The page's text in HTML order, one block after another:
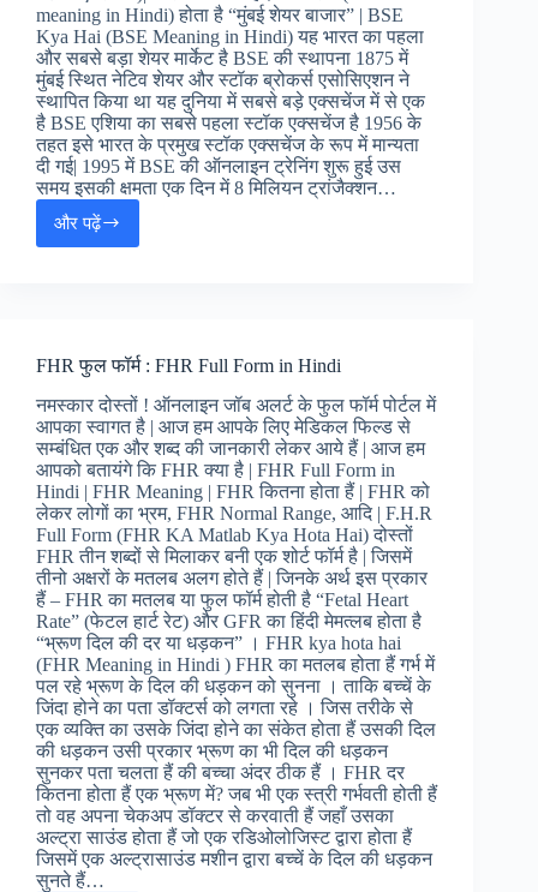
meaning in Hindi) होता है “मुंबई शेयर बाजार” | BSE
Kya Hai (BSE Meaning in Hindi) यह भारत का पहला
और सबसे बड़ा शेयर मार्केट है BSE की स्थापना 1875 में
मुंबई स्थित नेटिव शेयर और स्टॉक ब्रोकर्स एसोसिएशन ने
स्थापित किया था यह दुनिया में सबसे बड़े एक्सचेंज में से एक
है BSE एशिया का सबसे पहला स्टॉक एक्सचेंज है 1956 के
तहत इसे भारत के प्रमुख स्टॉक एक्सचेंज के रूप में मान्यता
दी गई| 1995 में BSE की ऑनलाइन ट्रेनिंग शुरू हुई उस
समय इसकी क्षमता एक दिन में 8 मिलियन ट्रांजैक्शन…
और पढ़ेंबीएसई
Form
Hindi
FHR फुल फॉर्म : FHR Full Form in Hindi
नमस्कार दोस्तों ! ऑनलाइन जॉब अलर्ट के फुल फॉर्म पोर्टल में
आपका स्वागत है | आज हम आपके लिए मेडिकल फिल्ड से
सम्बंधित एक और शब्द की जानकारी लेकर आये हैं | आज हम
आपको बतायंगे कि FHR क्या है | FHR Full Form in
Hindi | FHR Meaning | FHR कितना होता हैं | FHR को
लेकर लोगों का भ्रम, FHR Normal Range, आदि | F.H.R
Full Form (FHR KA Matlab Kya Hota Hai) दोस्तों
FHR तीन शब्दों से मिलाकर बनी एक शोर्ट फॉर्म है | जिसमें
तीनो अक्षरों के मतलब अलग होते हैं | जिनके अर्थ इस प्रकार
हैं – FHR का मतलब या फुल फॉर्म होती है “Fetal Heart
Rate” (फेटल हार्ट रेट) और GFR का हिंदी मेमत्लब होता है
“भ्रूण दिल की दर या धड़कन” । FHR kya hota hai
(FHR Meaning in Hindi ) FHR का मतलब होता हैं गर्भ में
पल रहे भ्रूण के दिल की धड़कन को सुनना । ताकि बच्चें के
जिंदा होने का पता डॉक्टर्स को लगता रहे । जिस तरीके से
एक व्यक्ति का उसके जिंदा होने का संकेत होता हैं उसकी दिल
की धड़कन उसी प्रकार भ्रूण का भी दिल की धड़कन
सुनकर पता चलता हैं की बच्चा अंदर ठीक हैं । FHR दर
कितना होता हैं एक भ्रूण में? जब भी एक स्त्री गर्भवती होती हैं
तो वह अपना चेकअप डॉक्टर से करवाती हैं जहाँ उसका
अल्ट्रा साउंड होता हैं जो एक रडिओलोजिस्ट द्वारा होता हैं
जिसमें एक अल्ट्रासाउंड मशीन द्वारा बच्चें के दिल की धड़कन
सुनते हैं…